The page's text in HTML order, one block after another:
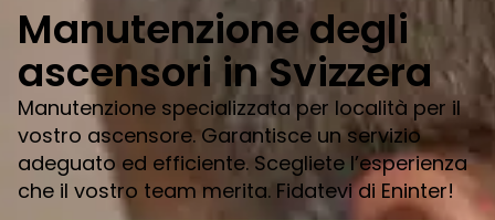
Manutenzione degli
ascensori in Svizzera
Manutenzione specializzata per località per il
vostro ascensore. Garantisce un servizio
adeguato ed efficiente. Scegliete l’esperienza
che il vostro team merita. Fidatevi di Eninter!